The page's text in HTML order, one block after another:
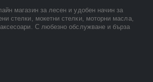
магазин за лесен и удобен начин за
стелки, мокетни стелки, моторни масла,
С любезно обслужване и бърза